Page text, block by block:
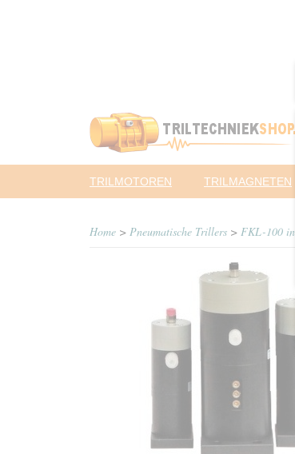
TRILMOTOREN TRILMAGNETEN
Home > Pneumatische Trillers > FKL-100 in